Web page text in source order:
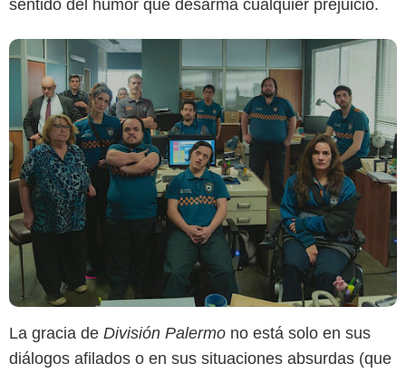
sentido del humor que desarma cualquier prejuicio.
La gracia de División Palermo no está solo en sus
diálogos afilados o en sus situaciones absurdas (que